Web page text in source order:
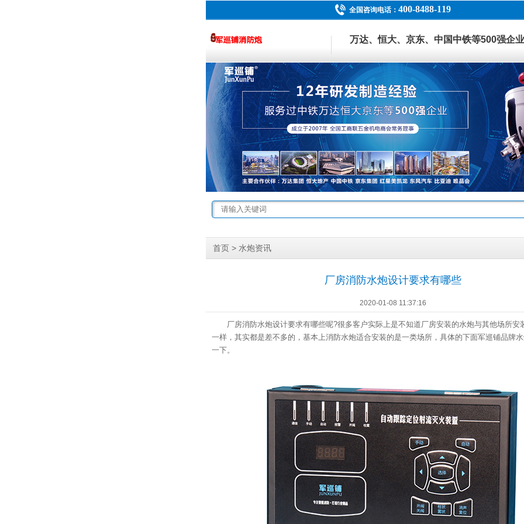
全国咨询电话： 400-8488-119
万达、恒大、京东、中国中铁等500强企
首页 > 水炮资讯
厂房消防水炮设计要求有哪些
2020-01-08 11:37:16
厂房消防水炮设计要求有哪些呢?很多客户实际上是不知道厂房安装的水炮与其他场所安
一样，其实都是差不多的，基本上消防水炮适合安装的是一类场所，具体的下面军巡铺品牌
一下。